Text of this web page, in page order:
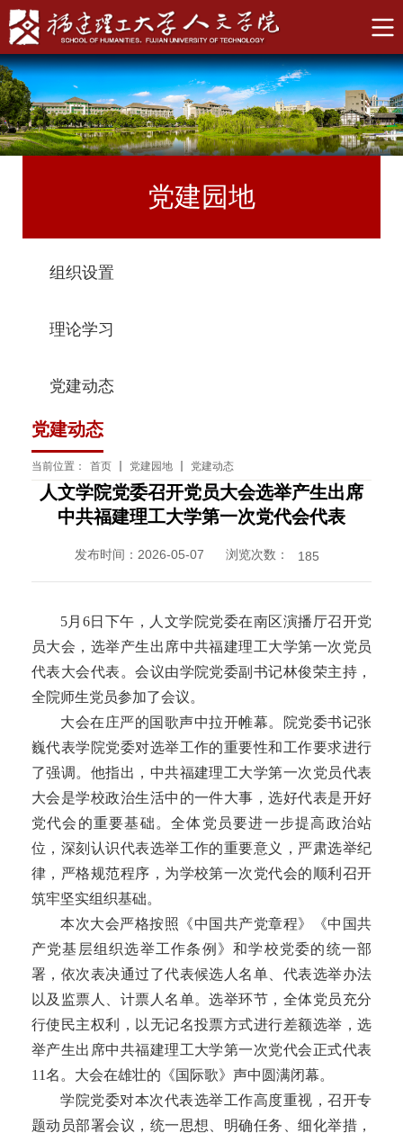
党建园地
组织设置
理论学习
党建动态
党建动态
当前位置： 首页 党建园地 党建动态
人文学院党委召开党员大会选举产生出席
中共福建理工大学第一次党代会代表
发布时间：2026-05-07 浏览次数： 185
5月 6日下午，人文学院党委在南区演播厅召开党
员大会，选举产生出席中共福建理工大学第一次党员
代表大会代表。会议由学院党委副书记林俊荣主持，
全院师生党员参加了会议。
大会在庄严的国歌声中拉开帷幕。院党委书记张
巍代表学院党委对选举工作的重要性和工作要求进行
了强调。他指出，中共福建理工大学第一次党员代表
大会是学校政治生活中的一件大事，选好代表是开好
党代会的重要基础。全体党员要进一步提高政治站
位，深刻认识代表选举工作的重要意义，严肃选举纪
律，严格规范程序，为学校第一次党代会的顺利召开
筑牢坚实组织基础。
本次大会严格按照《中国共产党章程》《中国共
产党基层组织选举工作条例》和学校党委的统一部
署，依次表决通过了代表候选人名单、代表选举办法
以及监票人、计票人名单。选举环节，全体党员充分
行使民主权利，以无记名投票方式进行差额选举，选
举产生出席中共福建理工大学第一次党代会正式代表
11名。大会在雄壮的《国际歌》声中圆满闭幕。
学院党委对本次代表选举工作高度重视，召开专
题动员部署会议，统一思想、明确任务、细化举措，